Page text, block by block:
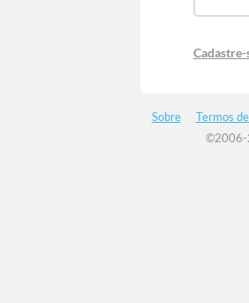
Cadastre-
Sobre Termos
©2006-